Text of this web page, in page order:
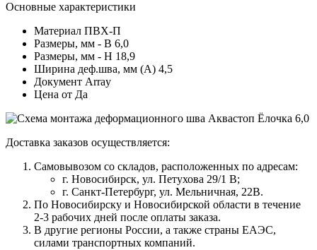
Основные характеристики
Материал ПВХ-П
Размеры, мм - В 6,0
Размеры, мм - Н 18,9
Ширина деф.шва, мм (А) 4,5
Документ Array
Цена от Да
Доставка заказов осуществляется:
Самовывозом со складов, расположенных по адресам:
г. Новосибирск, ул. Петухова 29/1 В;
г. Санкт-Петербург, ул. Мельничная, 22В.
По Новосибирску и Новосибирской области в течение
2-3 рабочих дней после оплаты заказа.
В другие регионы России, а также страны ЕАЭС,
силами транспортных компаний.